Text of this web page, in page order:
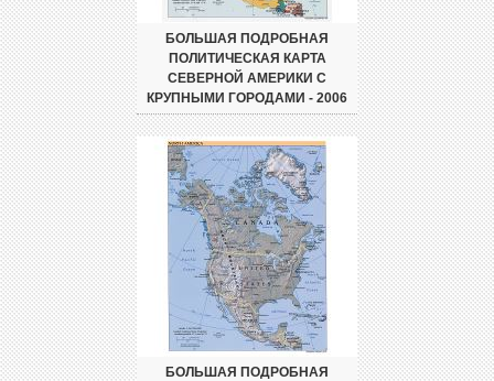
БОЛЬШАЯ ПОДРОБНАЯ
ПОЛИТИЧЕСКАЯ КАРТА
СЕВЕРНОЙ АМЕРИКИ С
КРУПНЫМИ ГОРОДАМИ - 2006
БОЛЬШАЯ ПОДРОБНАЯ